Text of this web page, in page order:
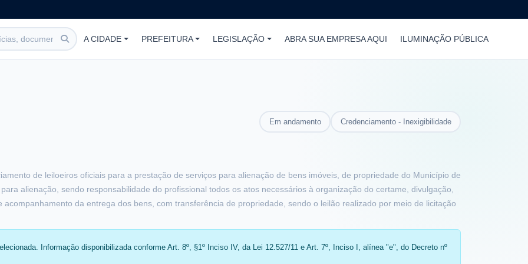
A CIDADE PREFEITURA LEGISLAÇÃO ABRA SUA EMPRESA AQUI ILUMINAÇÃO PÚBLICA
Em andamento Credenciamento - Inexigibilidade
de leiloeiros oficiais para a prestação de serviços para alienação de bens imóveis, de propriedade do Município de
alienação, sendo responsabilidade do profissional todos os atos necessários à organização do certame, divulgação,
da entrega dos bens, com transferência de propriedade, sendo o leilão realizado por meio de licitação
Informação disponibilizada conforme Art. 8º, §1º Inciso IV, da Lei 12.527/11 e Art. 7º, Inciso I, alínea "e", do Decreto nº